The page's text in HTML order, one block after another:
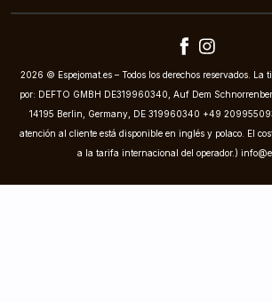
2026 © Espejomat.es – Todos los derechos reservados. La
por: DEFTO GMBH DE319960340, Auf Dem
14195 Berlin, Germany, DE 319960340 +49
atención al cliente está disponible en inglés y polaco. El
a la tarifa internacional del operador.)